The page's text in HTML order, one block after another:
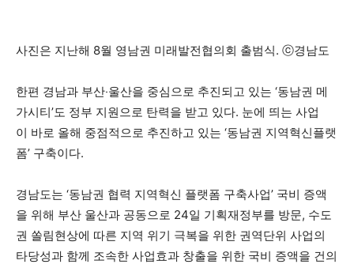
사진은 지난해 8월 영남권 미래발전협의회 출범식. ⓒ경남도
한편 경남과 부산‧울산을 중심으로 추진되고 있는 ‘동남권 메
가시티’도 정부 지원으로 탄력을 받고 있다. 눈에 띄는 사업
이 바로 올해 중점적으로 추진하고 있는 ‘동남권 지역혁신플랫
폼’ 구축이다.
경남도는 ‘동남권 협력 지역혁신 플랫폼 구축사업’ 국비 증액
을 위해 부산 울산과 공동으로 24일 기획재정부를 방문, 수도
권 쏠림현상에 따른 지역 위기 극복을 위한 권역단위 사업의
타당성과 함께 조속한 사업효과 창출을 위한 국비 증액을 건의